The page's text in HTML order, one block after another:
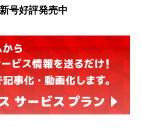
号好評発売中